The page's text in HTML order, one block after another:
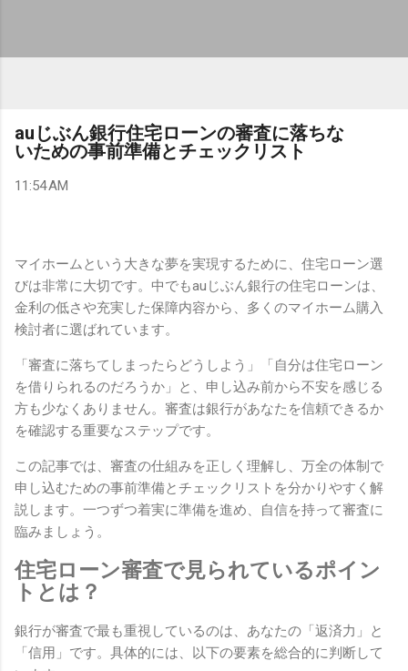
auじぶん銀行住宅ローンの審査に落ちな
いための事前準備とチェックリスト
11:54 AM
マイホームという大きな夢を実現するために、住宅ローン選
びは非常に大切です。中でもauじぶん銀行の住宅ローンは、
金利の低さや充実した保障内容から、多くのマイホーム購入
検討者に選ばれています。
「審査に落ちてしまったらどうしよう」「自分は住宅ローン
を借りられるのだろうか」と、申し込み前から不安を感じる
方も少なくありません。審査は銀行があなたを信頼できるか
を確認する重要なステップです。
この記事では、審査の仕組みを正しく理解し、万全の体制で
申し込むための事前準備とチェックリストを分かりやすく解
説します。一つずつ着実に準備を進め、自信を持って審査に
臨みましょう。
住宅ローン審査で見られているポイン
トとは？
銀行が審査で最も重視しているのは、あなたの「返済力」と
「信用」です。具体的には、以下の要素を総合的に判断して